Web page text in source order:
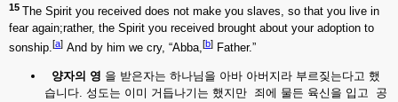
15 The Spirit you received does not make you slaves, so that you live in
fear again;rather, the Spirit you received brought about your adoption to
sonship.[a] And by him we cry, “Abba,[b] Father.”
양자의 영 을 받은자는 하나님을 아바 아버지라 부르짖는다고 했
습니다. 성도는 이미 거듭나기는 했지만 죄에 물든 육신을 입고 공